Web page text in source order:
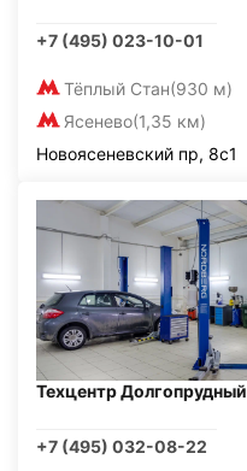
+7 (495) 023-10-01
Тёплый Стан(930 м)
Ясенево(1,35 км)
Новоясеневский пр, 8с1
Техцентр Долгопрудный
+7 (495) 032-08-22